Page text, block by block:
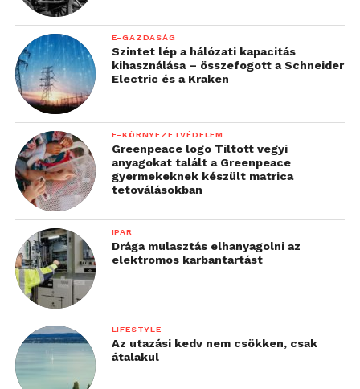
E-GAZDASÁG
Szintet lép a hálózati kapacitás
kihasználása – összefogott a Schneider
Electric és a Kraken
E-KÖRNYEZETVÉDELEM
Greenpeace logo Tiltott vegyi
anyagokat talált a Greenpeace
gyermekeknek készült matrica
tetoválásokban
IPAR
Drága mulasztás elhanyagolni az
elektromos karbantartást
LIFESTYLE
Az utazási kedv nem csökken, csak
átalakul